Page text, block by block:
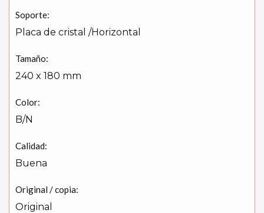
Soporte:
Placa de cristal /Horizontal
Tamaño:
240 x 180 mm
Color:
B/N
Calidad:
Buena
Original / copia:
Original